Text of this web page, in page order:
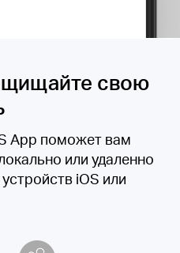
свою
App поможет вам
или удаленно
iOS или